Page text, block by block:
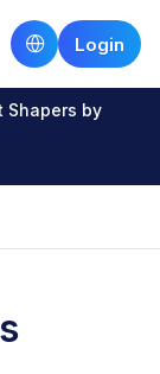
Login
Shapers by